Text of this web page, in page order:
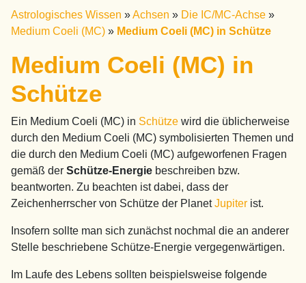
Astrologisches Wissen »Achsen » Die IC/MC-Achse »
Medium Coeli (MC) » Medium Coeli (MC) in Schütze
Medium Coeli (MC) in
Schütze
Ein Medium Coeli (MC) in Schütze wird die üblicherweise
durch den Medium Coeli (MC) symbolisierten Themen und
die durch den Medium Coeli (MC) aufgeworfenen Fragen
gemäß der Schütze-Energie beschreiben bzw.
beantworten. Zu beachten ist dabei, dass der
Zeichenherrscher von Schütze der PlanetJupiter ist.
Insofern sollte man sich zunächst nochmal die an anderer
Stelle beschriebene Schütze-Energie vergegenwärtigen.
Im Laufe des Lebens sollten beispielsweise folgende